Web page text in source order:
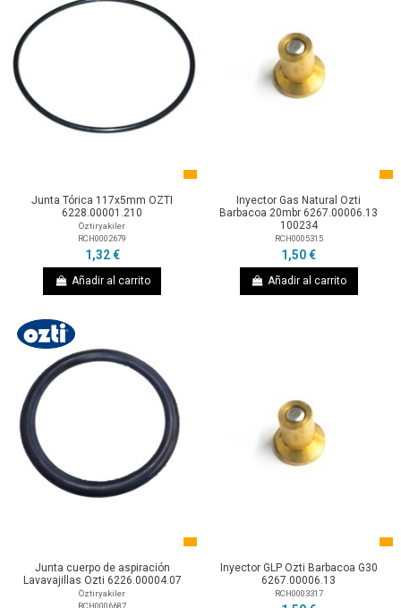
Junta Tórica 117x5mm OZTI
6228.00001.210
Öztiryakiler
RCH0002679
1,32 €
Añadir al carrito
Inyector Gas Natural Ozti
Barbacoa 20mbr 6267.00006.13
100234
RCH0005315
1,50 €
Añadir al carrito
Junta cuerpo de aspiración
Lavavajillas Ozti 6226.00004.07
Öztiryakiler
RCH0006687
Inyector GLP Ozti Barbacoa G30
6267.00006.13
RCH0003317